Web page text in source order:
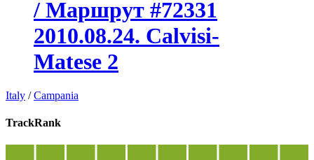
/ Маршрут #72331
2010.08.24. Calvisi-
Matese 2
Italy /Campania
TrackRank